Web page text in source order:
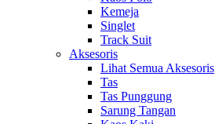
Kemeja
Singlet
Track Suit
Aksesoris
Lihat Semua Aksesoris
Tas
Tas Punggung
Sarung Tangan